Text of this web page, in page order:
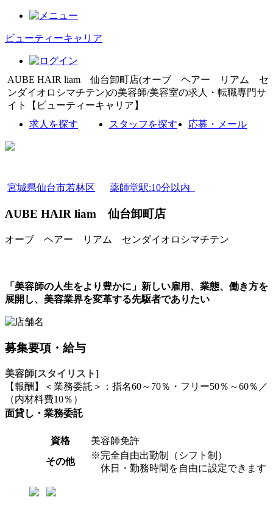
ビューティーキャリア
AUBE HAIR liam 仙台卸町店(オーブ ヘアー リアム セ
ンダイオロシマチテン)の美容師/美容室の求人・転職専門サ
イト【ビューティーキャリア】
求人を探す
スタッフを探す 応募・メール
宮城県仙台市若林区 薬師堂駅:10分以内
AUBE HAIR liam 仙台卸町店
オーブ ヘアー リアム センダイオロシマチテン
「美容師の人生をより豊かに」新しい雇用、業態、働き方を
展開し、美容業界を変革する先駆者でありたい
募集要項・給与
美容師[スタイリスト]
【報酬】＜業務委託＞：指名60～70％・フリー50％～60％／
（内材料費10％）
面貸し・業務委託
資格
美容師免許
その他
※完全自由出勤制（シフト制）
休日・勤務時間を自由に設定できます